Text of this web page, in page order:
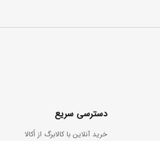
دسترسی سریع
خرید آنلاین با کالابرگ از اُکالا